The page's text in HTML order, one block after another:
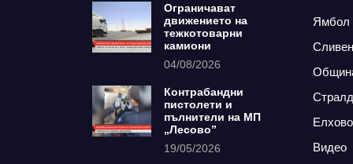
Ограничават
движението на
тежкотоварни
камиони
04/08/2026
Контрабандни
пистолети и
пълнители на МП
„Лесово”
19/05/2026
Ямбол
Сливен
Елхово
Видео